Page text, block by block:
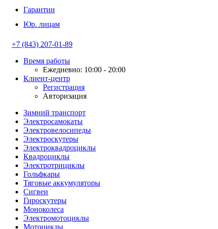
Гарантии
Юр. лицам
+7 (843) 207-01-89
Время работы
Ежедневно: 10:00 - 20:00
Клиент-центр
Регистрация
Авторизация
Зимний транспорт
Электросамокаты
Электровелосипеды
Электроскутеры
Электроквадроциклы
Квадроциклы
Электротрициклы
Гольфкары
Тяговые аккумуляторы
Сигвеи
Гироскутеры
Моноколеса
Электромотоциклы
Мотоциклы